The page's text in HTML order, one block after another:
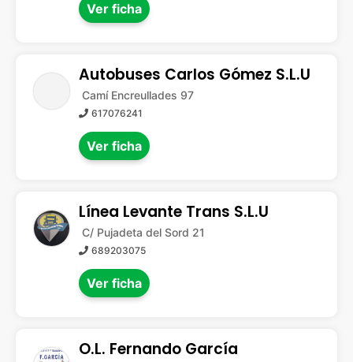
Ver ficha
Autobuses Carlos Gómez S.L.U
Camí Encreullades 97
617076241
Ver ficha
Línea Levante Trans S.L.U
C/ Pujadeta del Sord 21
689203075
Ver ficha
O.L. Fernando García